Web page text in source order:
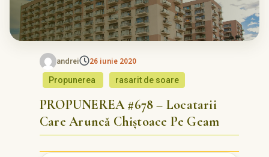
andrei 26 iunie 2020
Propunerea rasarit de soare
PROPUNEREA #678 – Locatarii
Care Aruncă Chiștoace Pe Geam